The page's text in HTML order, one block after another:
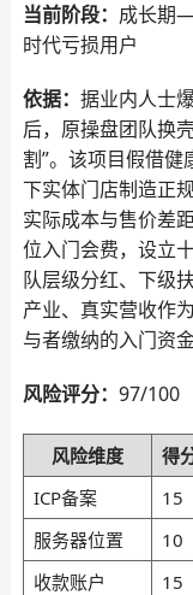
当前阶段： 成长期
时代亏损用户
依据： 据业内人士
后，原操盘团队换
割”。该项目假借
下实体门店制造正
实际成本与售价差
位入门会费，设立
队层级分红、下级
产业、真实营收作
与者缴纳的入门资金
风险评分： 97/100
风险维度 得
ICP备案
15
服务器位置
10
收款账户
15